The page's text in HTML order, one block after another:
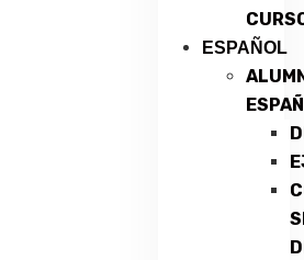
ESPAÑOL